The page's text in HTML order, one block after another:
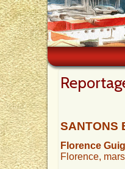
SANTONS
Florence
Florence,